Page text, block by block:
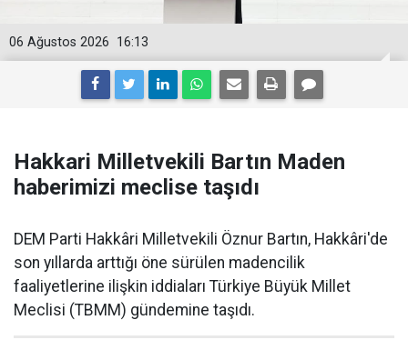
16:13
06 Ağustos 2026
Hakkari Milletvekili Bartın Maden
haberimizi meclise taşıdı
DEM Parti Hakkâri Milletvekili Öznur Bartın, Hakkâri'de
son yıllarda arttığı öne sürülen madencilik
faaliyetlerine ilişkin iddiaları Türkiye Büyük Millet
Meclisi (TBMM) gündemine taşıdı.